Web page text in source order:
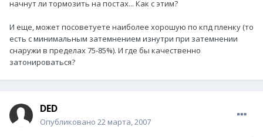
начнут ли тормозить на постах... Как с этим?
И еще, может посоветуете наиболее хорошую по кпд пленку (то
есть с минимальным затемнением изнутри при затемнении
снаружи в пределах 75-85%). И где бы качественно
затонироваться?
DED
Опубликовано 22 марта, 2007